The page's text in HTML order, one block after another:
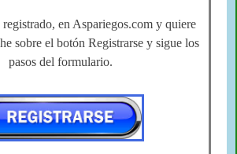
registrado, en Aspariegos.com y quiere
sobre el botón Registrarse y sigue los
pasos del formulario.